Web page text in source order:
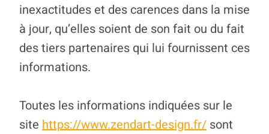
inexactitudes et des carences dans la mise
à jour, qu’elles soient de son fait ou du fait
des tiers partenaires qui lui fournissent ces
informations.
Toutes les informations indiquées sur le
site https://www.zendart-design.fr/ sont